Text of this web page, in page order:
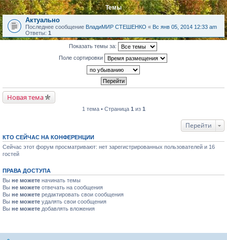
Темы
Актуально
Последнее сообщение ВладиМИР СТЕШЕНКО « Вс янв 05, 2014 12:33 am
Ответы: 1
Показать темы за:
Поле сортировки
Новая тема
1 тема • Страница 1 из 1
Перейти
КТО СЕЙЧАС НА КОНФЕРЕНЦИИ
Сейчас этот форум просматривают: нет зарегистрированных пользователей и 16
гостей
ПРАВА ДОСТУПА
Вы не можете начинать темы
Вы не можете отвечать на сообщения
Вы не можете редактировать свои сообщения
Вы не можете удалять свои сообщения
Вы не можете добавлять вложения